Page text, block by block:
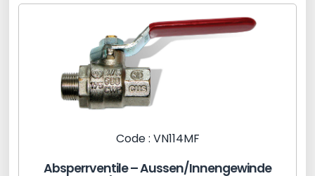
Code : VN114MF
Absperrventile – Aussen/Innengewinde